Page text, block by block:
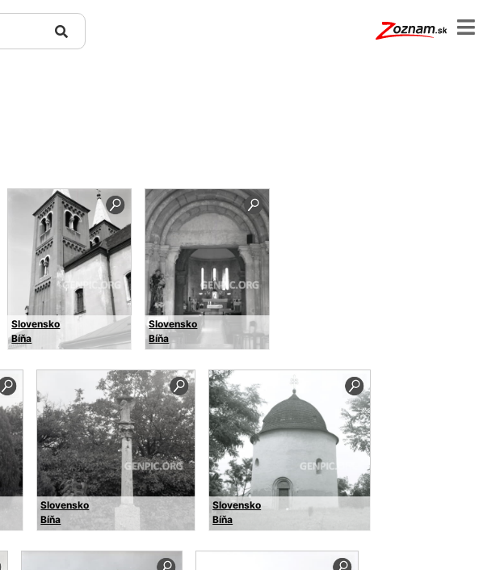
Slovensko
Bíňa
Slovensko
Bíňa
Slovensko
Bíňa
Slovensko
Bíňa